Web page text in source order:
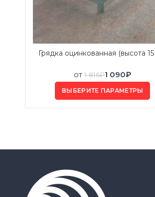
Грядка оцинкованная (высота
от 1 816₽1 090₽
ВЫБЕРИТЕ ПАРАМЕТРЫ